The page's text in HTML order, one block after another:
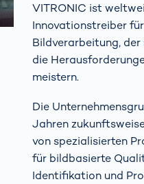
VITRONIC ist
Innovationstreiber
Bildverarbeitung,
die
meistern.
Die
Jahren
von spezialisierten
für bildbasierte
Identifikation und